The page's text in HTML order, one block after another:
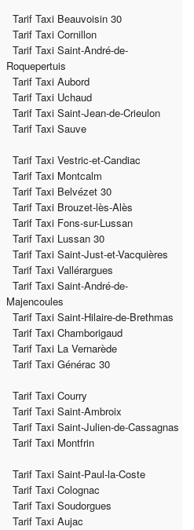
Tarif Taxi Beauvoisin 30
Tarif Taxi Cornillon
Tarif Taxi Saint-André-de-
Roquepertuis
Tarif Taxi Aubord
Tarif Taxi Uchaud
Tarif Taxi Saint-Jean-de-Crieulon
Tarif Taxi Sauve
Tarif Taxi Vestric-et-Candiac
Tarif Taxi Montcalm
Tarif Taxi Belvézet 30
Tarif Taxi Brouzet-lès-Alès
Tarif Taxi Fons-sur-Lussan
Tarif Taxi Lussan 30
Tarif Taxi Saint-Just-et-Vacquières
Tarif Taxi Vallérargues
Tarif Taxi Saint-André-de-
Majencoules
Tarif Taxi Saint-Hilaire-de-Brethmas
Tarif Taxi Chamborigaud
Tarif Taxi La Vernarède
Tarif Taxi Générac 30
Tarif Taxi Courry
Tarif Taxi Saint-Ambroix
Tarif Taxi Saint-Julien-de-Cassagnas
Tarif Taxi Montfrin
Tarif Taxi Saint-Paul-la-Coste
Tarif Taxi Colognac
Tarif Taxi Soudorgues
Tarif Taxi Aujac